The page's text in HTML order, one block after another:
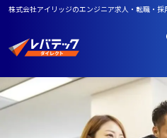
株式会社アイリッジのエンジニア求人・転職・